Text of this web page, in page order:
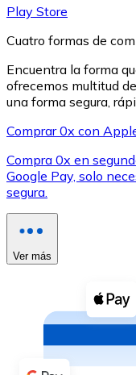
Ver todo
Compra
Comprar con
Transferencia
Añade fondos
Play Store
Cuatro formas de
Encuentra la forma
ofrecemos multitud
una forma segura,
Comprar 0x con
Compra 0x en
Google Pay, solo
segura.
Ver más